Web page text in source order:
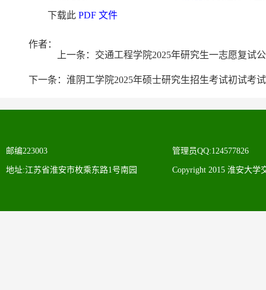
下载此 PDF 文件
作者：
上一条： 交通工程学院2025年研究生一志愿复试
下一条： 淮阴工学院2025年硕士研究生招生考试初试考
邮编223003
地址:江苏省淮安市枚乘东路1号南园
管理员QQ:124577826
Copyright 2015 淮安大学